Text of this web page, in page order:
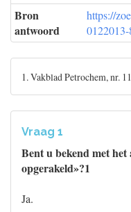
Bron
antwoord
https://
1. Vakblad Petrochem, nr.
Vraag 1
Bent u bekend met het
opgerakeld»?1
Ja.